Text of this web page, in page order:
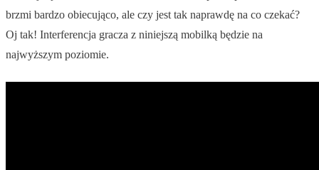
brzmi bardzo obiecująco, ale czy jest tak naprawdę na co czekać?
Oj tak! Interferencja gracza z niniejszą mobilką będzie na
najwyższym poziomie.